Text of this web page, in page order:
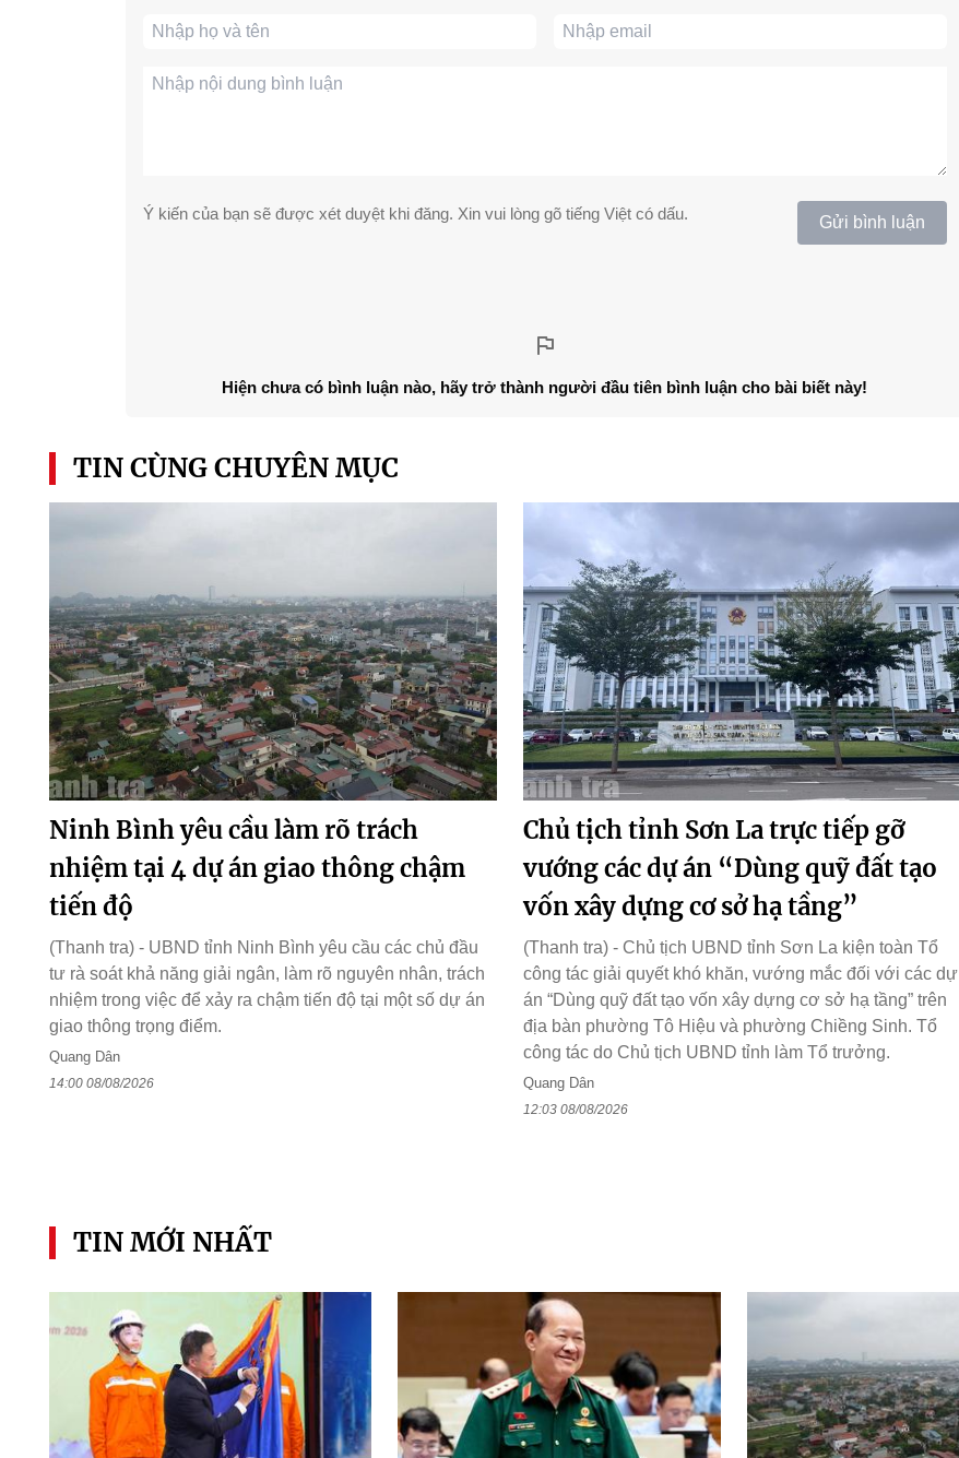
Ý kiến của bạn sẽ được xét duyệt khi đăng. Xin vui lòng gõ tiếng Việt có dấu. Gửi bình luận
Hiện chưa có bình luận nào, hãy trở thành người đầu tiên bình luận cho bài biết này!
TIN CÙNG CHUYÊN MỤC
Ninh Bình yêu cầu làm rõ trách
nhiệm tại 4 dự án giao thông chậm
tiến độ
(Thanh tra) - UBND tỉnh Ninh Bình yêu cầu các chủ đầu
tư rà soát khả năng giải ngân, làm rõ nguyên nhân, trách
nhiệm trong việc để xảy ra chậm tiến độ tại một số dự án
giao thông trọng điểm.
Quang Dân
14:00 08/08/2026
Chủ tịch tỉnh Sơn La trực tiếp gỡ
vướng các dự án “Dùng quỹ đất tạo
vốn xây dựng cơ sở hạ tầng”
(Thanh tra) - Chủ tịch UBND tỉnh Sơn La kiện toàn Tổ
công tác giải quyết khó khăn, vướng mắc đối với các dự
án “Dùng quỹ đất tạo vốn xây dựng cơ sở hạ tầng” trên
địa bàn phường Tô Hiệu và phường Chiềng Sinh. Tổ
công tác do Chủ tịch UBND tỉnh làm Tổ trưởng.
Quang Dân
12:03 08/08/2026
TIN MỚI NHẤT